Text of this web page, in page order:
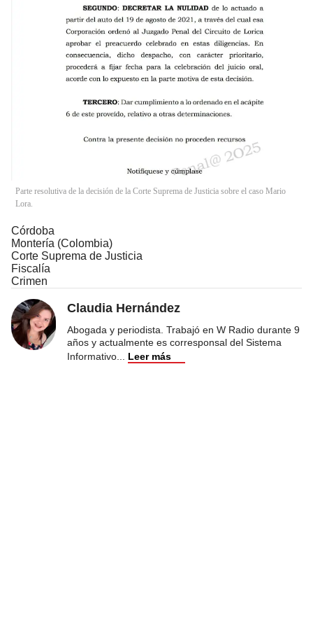
Parte resolutiva de la decisión de la Corte Suprema de Justicia sobre el caso Mario
Lora.
Córdoba
Montería (Colombia)
Corte Suprema de Justicia
Fiscalía
Crimen
Claudia Hernández
Abogada y periodista. Trabajó en W Radio durante 9
años y actualmente es corresponsal del Sistema
Informativo... Leer más